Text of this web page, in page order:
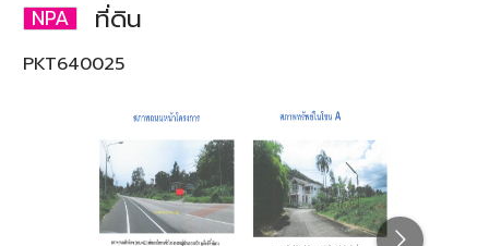
NPA ที่ดิน
PKT640025